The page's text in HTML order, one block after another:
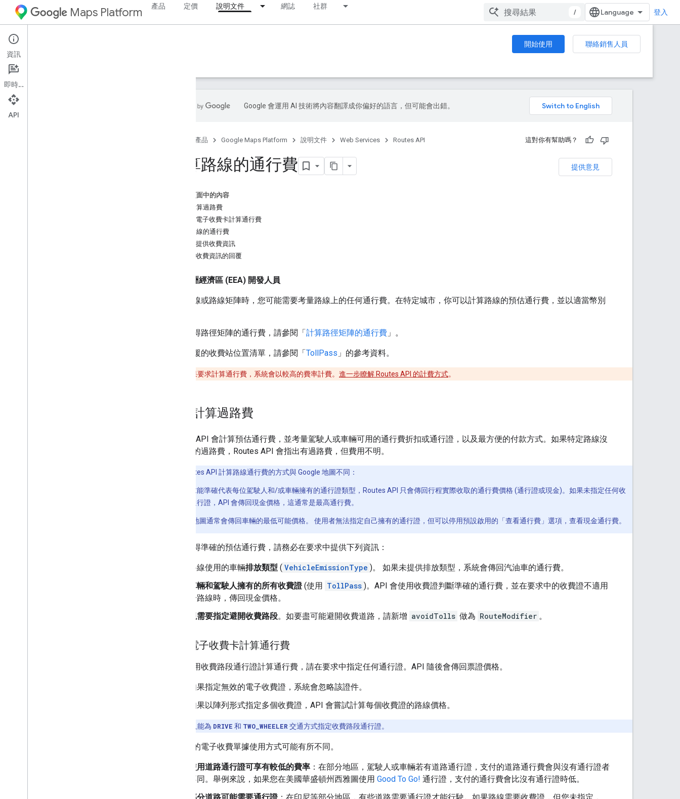
Maps Platform 產品 定價 說明文件 網誌 社群
/ 登入
Web Services 開始使用
聯絡銷售人員
指南
Google 會運用 AI 技術將內容翻譯成你偏好的語言，但可能會出錯。
產品 Google Maps Platform 說明文件 Web Services Routes API 這對你有幫助嗎？
提供意見
計算路線的通行費
這個頁面中的內容
如何計算過路費
使用電子收費卡計算通行費
計算路線的通行費
要求提供收費資訊
包含收費資訊的回覆
歐洲經濟區 (EEA) 開發人員
計算路線或路線矩陣時，您可能需要考量路線上的任何通行費。在特定城市，你可以計算路線的預估通行費，並以適當幣別
如要取得路徑矩陣的通行費，請參閱「計算路徑矩陣的通行費 」。
如需支援的收費站位置清單，請參閱「TollPass 」的參考資料。
如果要求計算通行費，系統會以較高的費率計費。 進一步瞭解 Routes API 的計費方式。
如何計算過路費
Routes API 會計算預估通行費，並考量駕駛人或車輛可用的通行費折扣或通行證，以及最方便的付款方式。如果特定路線沒
有可用的過路費，Routes API 會指出有過路費，但費用不明。
：Routes API 計算路線通行費的方式與 Google 地圖不同：
假設要求能準確代表每位駕駛人和/或車輛擁有的通行證類型，Routes API 只會傳回行程實際收取的通行費價格 (通行證或現金)。如果未指定任何收
費路段通行證，API 會傳回現金價格，這通常是最高通行費。
Google 地圖通常會傳回車輛的最低可能價格。 使用者無法指定自己擁有的通行證，但可以停用預設啟用的「查看通行費」 選項，查看現金通行費。
如要取得準確的預估通行費，請務必在要求中提供下列資訊：
路線使用的車輛排放類型 ( VehicleEmissionType )。 如果未提供排放類型，系統會傳回汽油車的通行費。
車輛和駕駛人擁有的所有收費證(使用 TollPass )。API 會使用收費證判斷準確的通行費，並在要求中的收費證不適用
於路線時，傳回現金價格。
視需要指定避開收費路段。如要盡可能避開收費道路，請新增 avoidTolls 做為 RouteModifier 。
使用電子收費卡計算通行費
如要使用收費路段通行證計算通行費，請在要求中指定任何通行證。API 隨後會傳回票證價格。
如果指定無效的電子收費證，系統會忽略該證件。
如果以陣列形式指定多個收費證，API 會嘗試計算每個收費證的路線價格。
你只能為 DRIVE 和 TWO_WHEELER 交通方式指定收費路段通行證。
各區域的電子收費單據使用方式可能有所不同。
使用道路通行證可享有較低的費率 ：在部分地區，駕駛人或車輛若有道路通行證，支付的道路通行費會與沒有通行證者
不同。舉例來說，如果您在美國華盛頓州西雅圖使用 Good To Go! 通行證，支付的通行費會比沒有通行證時低。
資訊
即時通訊
API